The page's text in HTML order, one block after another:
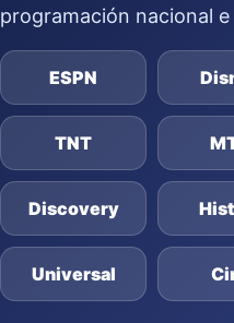
programación nacional
ESPN
TNT
Discovery
Universal